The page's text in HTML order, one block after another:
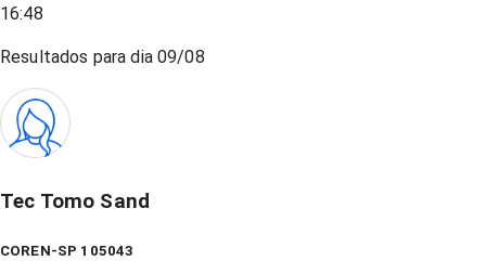
16:48
Resultados para dia09/08
Tec Tomo Sand
COREN-SP 105043